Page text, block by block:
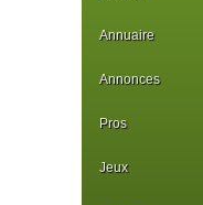
Annuaire
Annonces
Pros
Jeux